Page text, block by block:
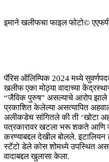
इमाने खलीफचा फाइल फोटो©
पॅरिस ऑलिम्पिक 2024 मध्ये
खलीफ एका मोठ्या वादाच्या
“जैविक पुरुष” असल्याचे आरोप झाले
प्रकाशित केलेल्या असत्यापित
अलीकडेच सांगितले की ती ‘खोटा
पत्रकारावर खटला भरू शकते आणि
करण्याबद्दल देखील बोलले. इटालियन
स्टॅटो डेले कोस शोमध्ये उपस्थित
वादाबद्दल खुलासा केला.